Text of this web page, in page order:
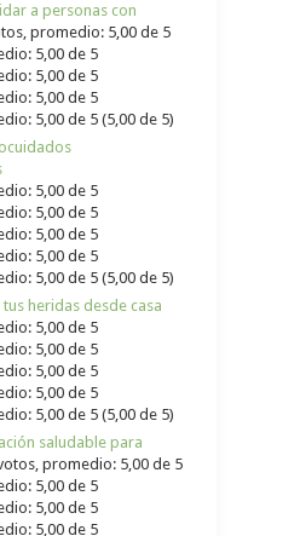
a personas con
(5,00 de 5)
(5,00 de 5)
heridas desde casa
(5,00 de 5)
saludable para